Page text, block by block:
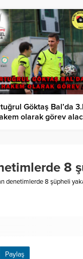
Göktaş Bal’da
olarak görev
8
denetimlerde 8 şüpheli
Paylaş